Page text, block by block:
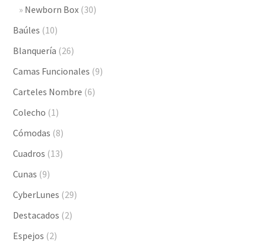
Newborn Box (30)
Baúles (10)
Blanquería (26)
Camas Funcionales (9)
Carteles Nombre (6)
Colecho (1)
Cómodas (8)
Cuadros (13)
Cunas (9)
CyberLunes (29)
Destacados (2)
Espejos (2)